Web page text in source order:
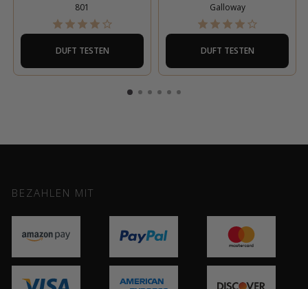
801
DUFT TESTEN
Galloway
DUFT TESTEN
BEZAHLEN MIT